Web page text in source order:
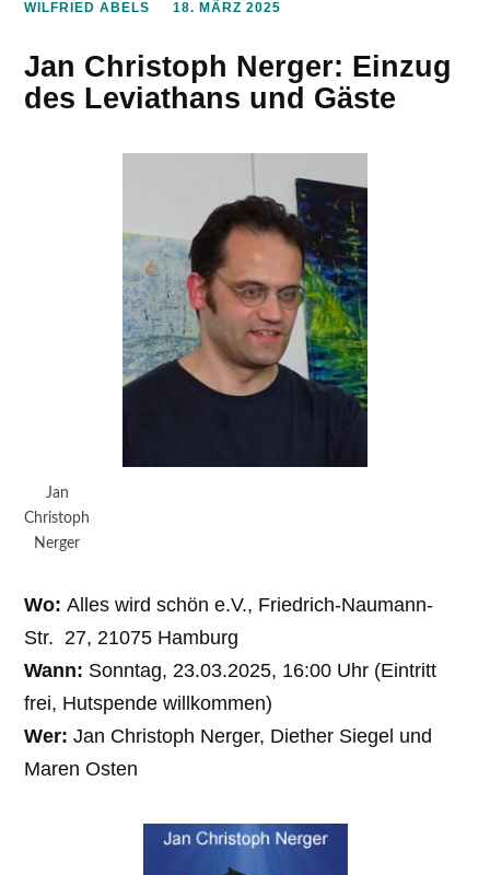
WILFRIED ABELS 18. MÄRZ 2025
Jan Christoph Nerger: Einzug
des Leviathans und Gäste
Jan
Christoph
Nerger
Wo: Alles wird schön e.V., Friedrich-Naumann-
Str. 27, 21075 Hamburg
Wann: Sonntag, 23.03.2025, 16:00 Uhr (Eintritt
frei, Hutspende willkommen)
Wer: Jan Christoph Nerger, Diether Siegel und
Maren Osten